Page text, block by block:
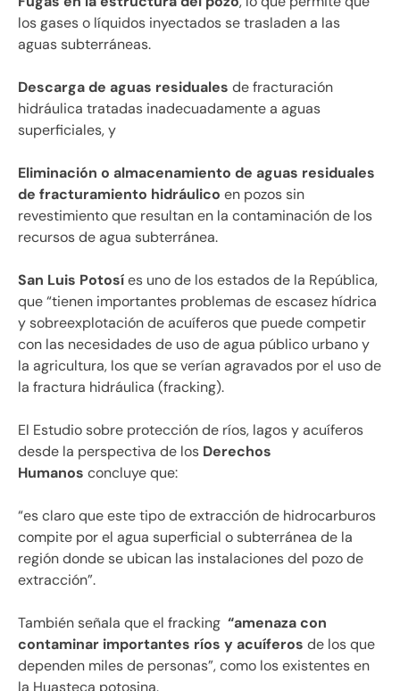
los gases o líquidos inyectados se trasladen a las
aguas subterráneas.
Descarga de aguas residuales de fracturación
hidráulica tratadas inadecuadamente a aguas
superficiales, y
Eliminación o almacenamiento de aguas residuales
de fracturamiento hidráulico en pozos sin
revestimiento que resultan en la contaminación de los
recursos de agua subterránea.
San Luis Potosíes uno de los estados de la República,
que “tienen importantes problemas de escasez hídrica
y sobreexplotación de acuíferos que puede competir
con las necesidades de uso de agua público urbano y
la agricultura, los que se verían agravados por el uso de
la fractura hidráulica (fracking).
El Estudio sobre protección de ríos, lagos y acuíferos
desde la perspectiva de los Derechos
Humanos concluye que:
“es claro que este tipo de extracción de hidrocarburos
compite por el agua superficial o subterránea de la
región donde se ubican las instalaciones del pozo de
extracción”.
También señala que el fracking “amenaza con
contaminar importantes ríos y acuíferos de los que
dependen miles de personas”, como los existentes en
la Huasteca potosina.